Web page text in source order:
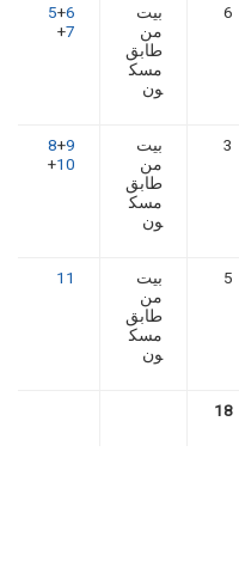
6
بيت
من
طابق
مسك
ون
5+6
+7
3
بيت
من
طابق
مسك
ون
8+9
+10
5
بيت
من
طابق
مسك
ون
11
18